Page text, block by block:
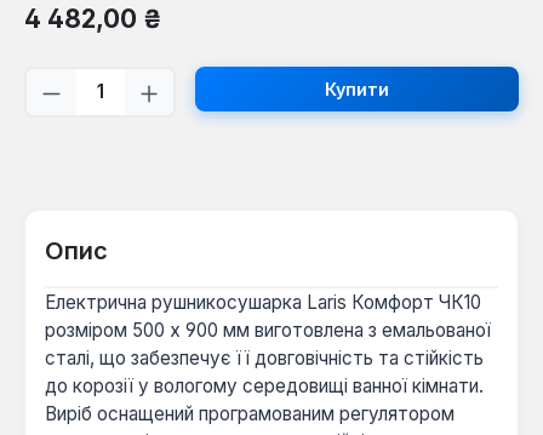
Звичайна ціна:
4 482,00 ₴
Кількість товару: Введіть потрібну
Купити
Опис
Електрична рушникосушарка Laris Комфорт ЧК10
розміром 500 х 900 мм виготовлена з емальованої
сталі, що забезпечує її довговічність та стійкість
до корозії у вологому середовищі ванної кімнати.
Виріб оснащений програмованим регулятором